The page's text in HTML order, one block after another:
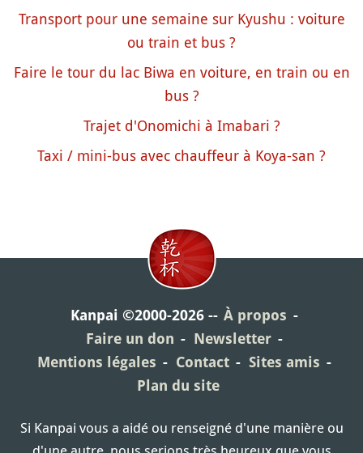
Transport pour une semaine sur Kyushu : voiture
ou train et bus ?
Faire le tour du lac Biwa en voiture, en train ou en
bus ?
Trajet d'Onomichi à Imabari ?
Taxi / mini-bus avec chauffeur à Koya-san ?
Kanpai ©2000-2026
À propos
Faire un don
Newsletter
Mentions légales
Contact
Sites amis
Plan du site
Si Kanpai vous a aidé ou renseigné d'une manière ou